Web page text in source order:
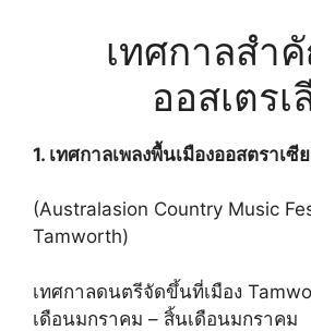
เทศกาลสำ
ออสเตรเ
1. เทศกาลเพลงพื้นเมืองออสตราเซี
(Australasion Country Music
Tamworth)
เทศกาลดนตรีจัดขึ้นที่เมือง
เดือนมกราคม – สิ้นเดือนมกราคม